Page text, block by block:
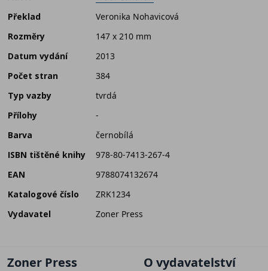
Překlad
Veronika Nohavicová
Rozměry
147 x 210 mm
Datum vydání
2013
Počet stran
384
Typ vazby
tvrdá
Přílohy
-
Barva
černobílá
ISBN tištěné knihy
978-80-7413-267-4
EAN
9788074132674
Katalogové číslo
ZRK1234
Vydavatel
Zoner Press
Zoner Press O vydavatelství